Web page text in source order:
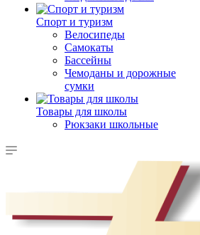
Спорт и туризм
Велосипеды
Самокаты
Бассейны
Чемоданы и дорожные
сумки
Товары для школы
Рюкзаки школьные